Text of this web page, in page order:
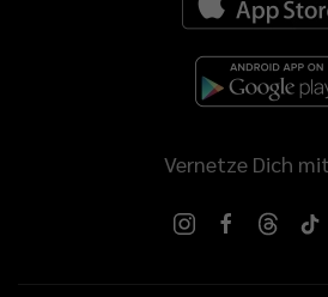
Vernetze Dich